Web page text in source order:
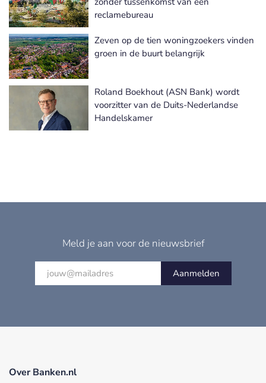
reclamebureau
Zeven op de tien woningzoekers vinden
groen in de buurt belangrijk
Roland Boekhout (ASN Bank) wordt
voorzitter van de Duits-Nederlandse
Handelskamer
Meld je aan voor de nieuwsbrief
Aanmelden
Over Banken.nl